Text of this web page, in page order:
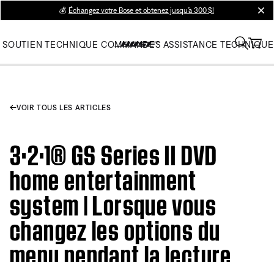
💰 Échangez votre Bose et obtenez jusqu’à 300 $!
SOUTIEN TECHNIQUE COMMANDES ASSISTANCE TECHNIQUE
VOIR TOUS LES ARTICLES
3·2·1® GS Series II DVD
home entertainment
system | Lorsque vous
changez les options du
menu pendant la lecture